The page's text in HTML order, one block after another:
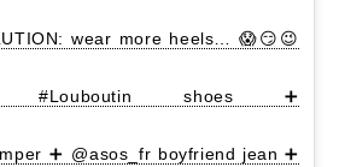
wear more heels… 😱😏😉
#Louboutin shoes ➕
➕ @asos_fr boyfriend jean ➕